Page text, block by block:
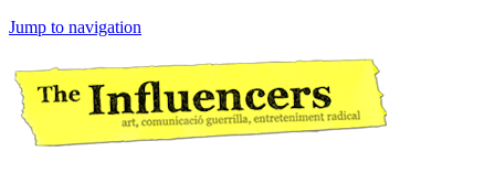
Jump to navigation